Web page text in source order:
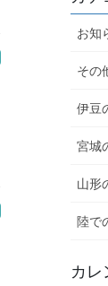
お知
その
伊豆
宮城
山形
陸で
カレ